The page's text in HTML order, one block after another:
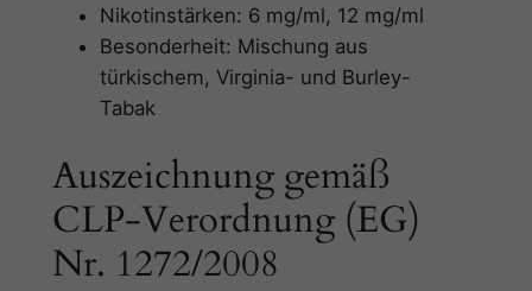
Nikotinstärken: 6 mg/ml, 12 mg/ml
Besonderheit: Mischung aus
türkischem, Virginia- und Burley-
Tabak
Auszeichnung gemäß
CLP-Verordnung (EG)
Nr. 1272/2008